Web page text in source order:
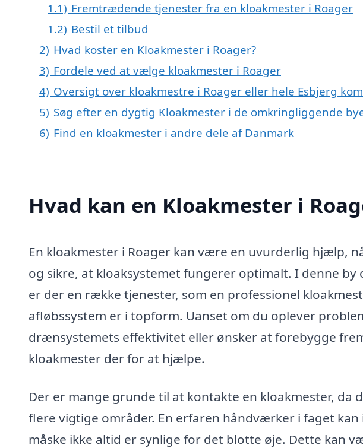
1.1) Fremtrædende tjenester fra en kloakmester i Roager
1.2) Bestil et tilbud
2) Hvad koster en Kloakmester i Roager?
3) Fordele ved at vælge kloakmester i Roager
4) Oversigt over kloakmestre i Roager eller hele Esbjerg
5) Søg efter en dygtig Kloakmester i de omkringliggende
6) Find en kloakmester i andre dele af Danmark
Hvad kan en Kloakmester i
En kloakmester i Roager kan være en uvurderlig hjælp,
og sikre, at kloaksystemet fungerer optimalt. I denne
er der en række tjenester, som en professionel
afløbssystem er i topform. Uanset om du oplever
drænsystemets effektivitet eller ønsker at forebygge
kloakmester der for at hjælpe.
Der er mange grunde til at kontakte en kloakmester, da
flere vigtige områder. En erfaren håndværker i faget
måske ikke altid er synlige for det blotte øje. Dette kan